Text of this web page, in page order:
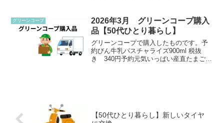
ぱい産直たまご10個 税抜き 374円みん
な元気...
グリーンコープ
2026年3月 グリーンコープ購入
品【50代ひとり暮らし】
グリーンコープで購入したものです。予
約びん牛乳パスチャライズ900ml 税抜
き 340円予約元気いっぱい産直たまご10
【50代ひとり暮らし】新しいタイヤ